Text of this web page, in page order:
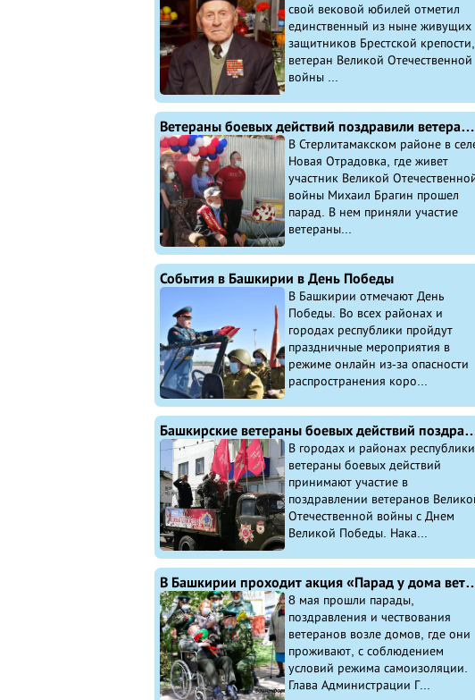
свой вековой юбилей отметил
единственный из ныне живущих
защитников Брестской крепости,
ветеран Великой Отечественной
войны ...
Ветераны боевых действий поздравили ветерана Великой Отечественной войны
В Стерлитамакском районе в
Новая Отрадовка, где живет
участник Великой
войны Михаил Брагин прошел
парад. В нем приняли участие
ветераны...
События в Башкирии в День Победы
В Башкирии отмечают День
Победы. Во всех районах и
городах республики пройдут
праздничные мероприятия в
режиме онлайн из-за опасности
распространения коро...
Башкирские ветераны боевых действий поздравляют ветеранов
В городах и районах республики
ветераны боевых действий
принимают участие в
поздравлении ветеранов
Отечественной войны с Днем
Великой Победы. Нака...
В Башкирии проходит акция «Парад у дома ветерана» – подобные акции
8 мая прошли парады,
поздравления и чествования
ветеранов возле домов, где они
проживают, с соблюдением
условий режима самоизоляции.
Глава Администрации Г...